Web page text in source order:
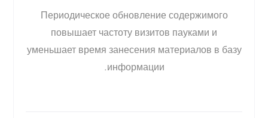
Периодическое обновление содержимого
повышает частоту визитов пауками и
уменьшает время занесения материалов в базу
информации.